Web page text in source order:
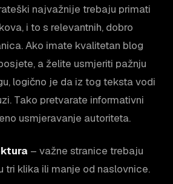
najvažnije trebaju primati
i to s relevantnih, dobro
Ako imate kvalitetan blog
a želite usmjeriti pažnju
logično je da iz tog teksta vodi
Tako pretvarate informativni
usmjeravanje autoriteta.
– važne stranice trebaju
tri klika ili manje od naslovnice.